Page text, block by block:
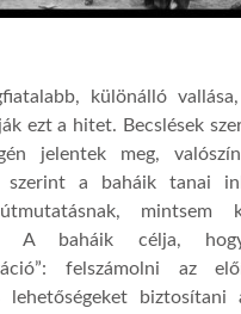
különálló
ezt a hitet. Becslések
jelentek meg,
szerint a baháik tanai
mintsem
A baháik célja,
felszámolni az
lehetőségeket